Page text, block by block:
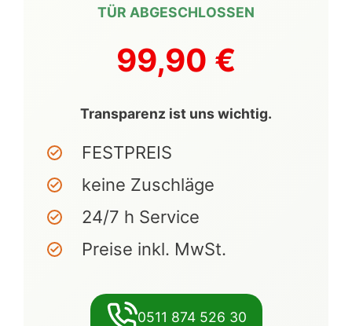
TÜR ABGESCHLOSSEN
99,90 €
Transparenz ist uns wichtig.
FESTPREIS
keine Zuschläge
24/7 h Service
Preise inkl. MwSt.
0511 874 526 30